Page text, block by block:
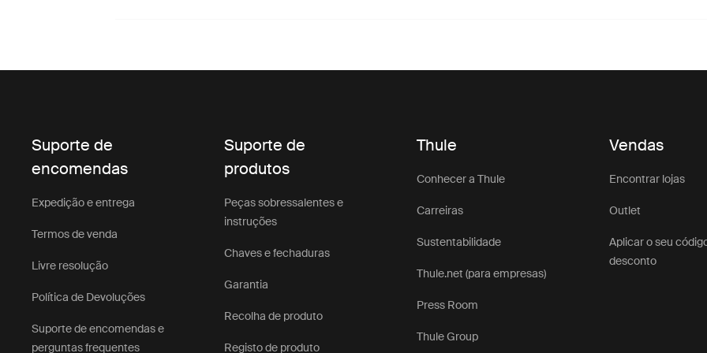
Suporte de
encomendas
Expedição e entrega
Termos de venda
Livre resolução
Política de Devoluções
Suporte de encomendas e
perguntas frequentes
Suporte de
produtos
Peças sobressalentes e
instruções
Chaves e fechaduras
Garantia
Recolha de produto
Registo de produto
Thule
Conhecer a Thule
Carreiras
Sustentabilidade
Thule.net (para empresas)
Press Room
Thule Group
Vendas
Encontrar lojas
Outlet
Aplicar o seu
desconto